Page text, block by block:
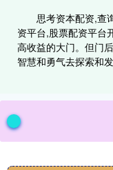
思考资本配资,查
资平台,股票配资平台
高收益的大门。但门
智慧和勇气去探索和发